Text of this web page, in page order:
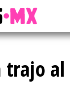
trajo al